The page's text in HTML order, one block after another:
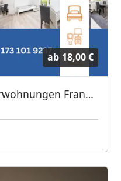
ab 18,00 €
⭐ Easystay24 - Monteurwohnungen Frankfurt Flughafen